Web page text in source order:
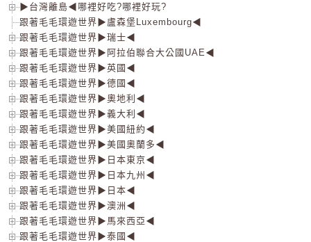
▶台灣離島◀哪裡好吃?哪裡好玩?
跟著毛毛環遊世界▶盧森堡Luxembourg◀
跟著毛毛環遊世界▶瑞士◀
跟著毛毛環遊世界▶阿拉伯聯合大公國UAE◀
跟著毛毛環遊世界▶英國◀
跟著毛毛環遊世界▶德國◀
跟著毛毛環遊世界▶奧地利◀
跟著毛毛環遊世界▶義大利◀
跟著毛毛環遊世界▶美國紐約◀
跟著毛毛環遊世界▶美國奧蘭多◀
跟著毛毛環遊世界▶日本東京◀
跟著毛毛環遊世界▶日本九州◀
跟著毛毛環遊世界▶日本◀
跟著毛毛環遊世界▶澳洲◀
跟著毛毛環遊世界▶馬來西亞◀
跟著毛毛環遊世界▶泰國◀